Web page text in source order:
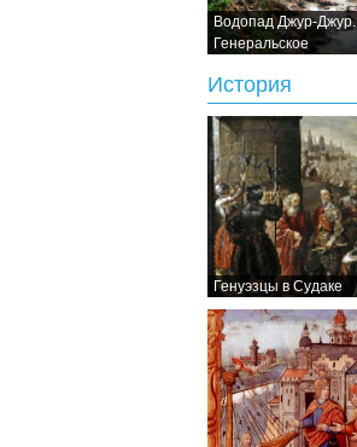
Водопад Джур-Джур.
Генеральское
История
Генуэзцы в Судаке